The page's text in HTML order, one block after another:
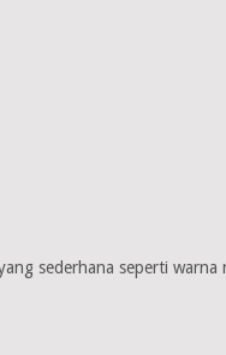
sederhana seperti warna